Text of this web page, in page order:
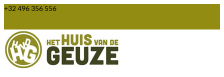
+32 496 356 556